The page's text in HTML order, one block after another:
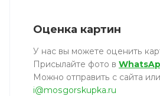
Оценка картин
У нас вы можете оценить
Присылайте фото в
Можно отправить с сайта
i@mosgorskupka.ru